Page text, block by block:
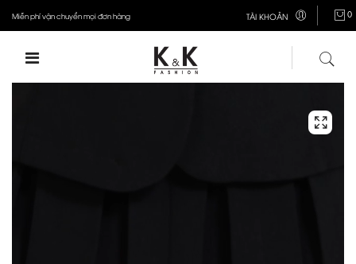
Miễn phí vận chuyển mọi đơn hàng TÀI KHOẢN 0